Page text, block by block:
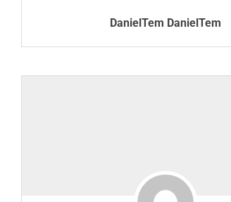
DanielTem DanielTem